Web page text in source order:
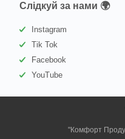
Слідкуй за нами 🌍
Instagram
Tik Tok
Facebook
YouTube